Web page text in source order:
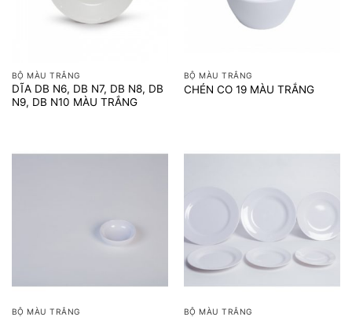
BỘ MÀU TRẮNG
DĨA DB N6, DB N7, DB N8, DB
N9, DB N10 MÀU TRẮNG
BỘ MÀU TRẮNG
CHÉN CO 19 MÀU TRẮNG
BỘ MÀU TRẮNG BỘ MÀU TRẮNG